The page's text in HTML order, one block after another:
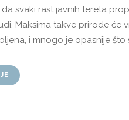
svaki rast javnih tereta
Maksima takve prirode će
i mnogo je opasnije što